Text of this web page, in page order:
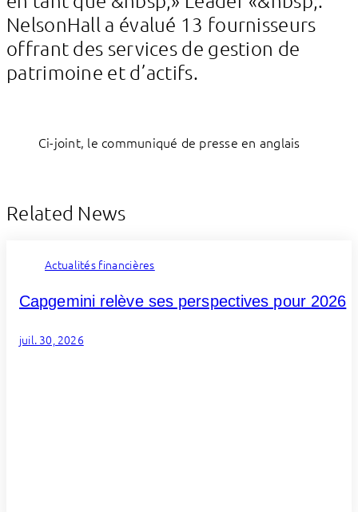
NelsonHall a évalué 13 fournisseurs
offrant des services de gestion de
patrimoine et d’actifs.
Ci-joint, le communiqué de presse en anglais
Related News
Actualités financières
Capgemini relève ses perspectives pour 2026
juil. 30, 2026